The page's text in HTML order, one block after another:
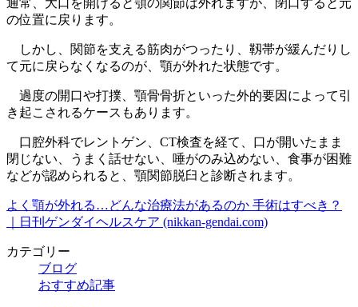
通常、大口を開けると顎の関節は外れますが、閉口すると元
の位置に戻ります。
しかし、関節を支える筋肉がつったり、靱帯が緩んだりし
て元に戻らなくなるのが、顎が外れた状態です。
過度の開口や打撲、顎骨骨折といった外的要因によって引
き起こされるケースもあります。
口腔外科でレントゲン、CT検査を経て、口が開いたまま
閉じない、うまく話せない、唾がのみ込めない、食事が困難
などが認められると、顎関節脱臼と診断されます。
よく顎が外れる…どんな治療法があるのか 手術はすべき？
｜日刊ゲンダイヘルスケア (nikkan-gendai.com)
カテゴリー
ブログ
おすすめ記事